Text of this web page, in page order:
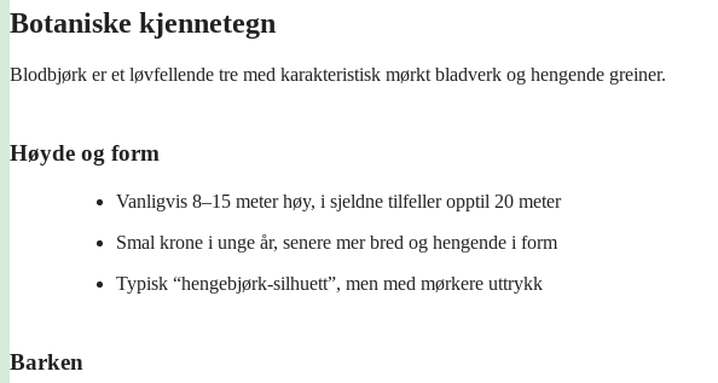
Botaniske kjennetegn
Blodbjørk er et løvfellende tre med karakteristisk mørkt bladverk og hengende greiner.
Høyde og form
Vanligvis 8–15 meter høy, i sjeldne tilfeller opptil 20 meter
Smal krone i unge år, senere mer bred og hengende i form
Typisk “hengebjørk-silhuett”, men med mørkere uttrykk
Barken